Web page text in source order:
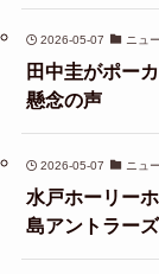
2026-05-07 ニュ
田中圭がポー
懸念の声
2026-05-07 ニュ
水戸ホーリー
島アントラー